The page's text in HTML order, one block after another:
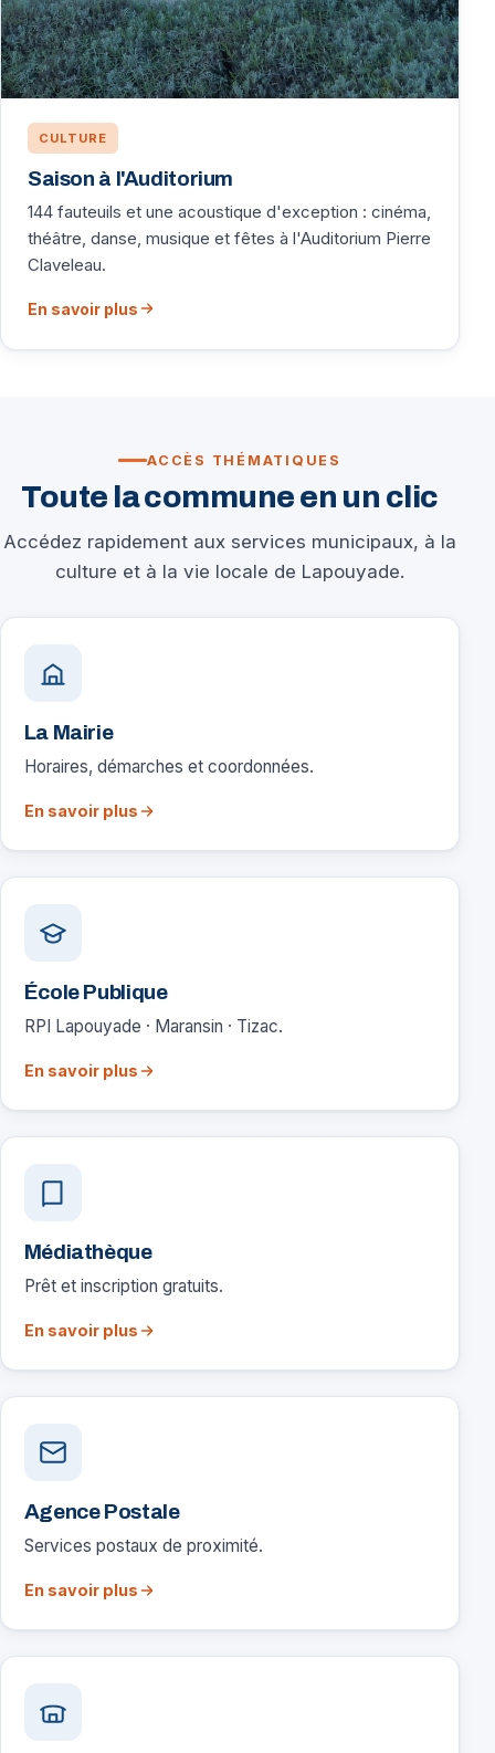
CULTURE
Saison à l'Auditorium
144 fauteuils et une acoustique d'exception : cinéma,
théâtre, danse, musique et fêtes à l'Auditorium Pierre
Claveleau.
En savoir plus
ACCÈS THÉMATIQUES
Toute la commune en un clic
Accédez rapidement aux services municipaux, à la
culture et à la vie locale de Lapouyade.
La Mairie
Horaires, démarches et coordonnées.
En savoir plus
École Publique
RPI Lapouyade · Maransin · Tizac.
En savoir plus
Médiathèque
Prêt et inscription gratuits.
En savoir plus
Agence Postale
Services postaux de proximité.
En savoir plus